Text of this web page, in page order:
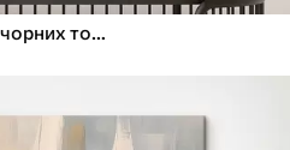
Жіночий силует у бежево-чорних тонах